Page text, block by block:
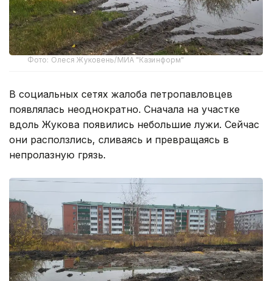
Фото: Олеся Жуковень/МИА "Казинформ"
В социальных сетях жалоба петропавловцев
появлялась неоднократно. Сначала на участке
вдоль Жукова появились небольшие лужи. Сейчас
они расползлись, сливаясь и превращаясь в
непролазную грязь.